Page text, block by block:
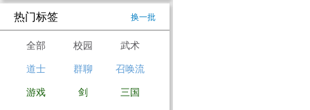
热门标签 换一批
全部 校园 武术
道士 群聊 召唤流
游戏 剑 三国